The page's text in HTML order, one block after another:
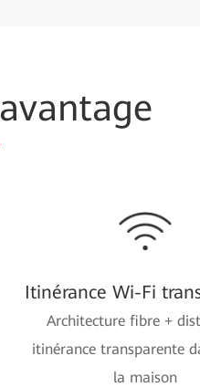
avantage
Itinérance Wi-Fi
Architecture fibre +
itinérance transparente
la maison